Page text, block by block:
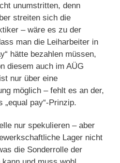
unumstritten, denn
streiten sich die
– wäre es zu der
man die Leiharbeiter in
hätte bezahlen müssen,
diesem auch im AÜG
nur über eine
möglich – fehlt es an der,
pay“-Prinzip.
nur spekulieren – aber
Lager nicht
die Sonderrolle der